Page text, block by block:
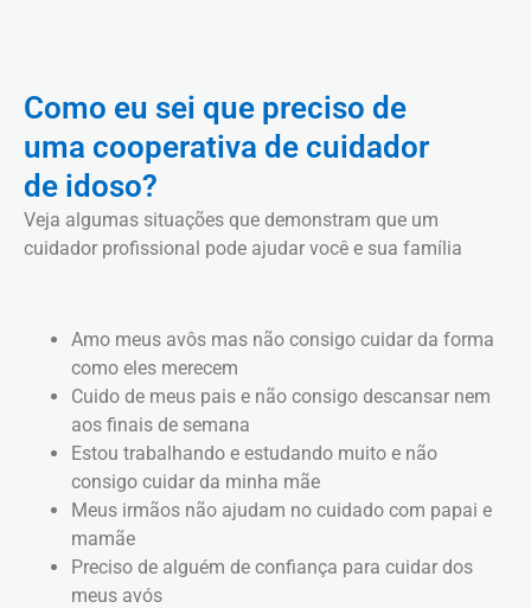
Como eu sei que preciso de
uma cooperativa de cuidador
de idoso?
Veja algumas situações que demonstram que um
cuidador profissional pode ajudar você e sua família
Amo meus avôs mas não consigo cuidar da forma
como eles merecem
Cuido de meus pais e não consigo descansar nem
aos finais de semana
Estou trabalhando e estudando muito e não
consigo cuidar da minha mãe
Meus irmãos não ajudam no cuidado com papai e
mamãe
Preciso de alguém de confiança para cuidar dos
meus avós